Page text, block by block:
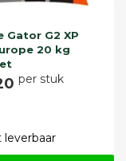
Gator G2 XP
20 kg
per stuk
leverbaar